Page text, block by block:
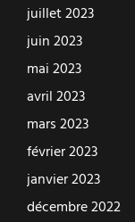
juillet 2023
juin 2023
mai 2023
avril 2023
mars 2023
février 2023
janvier 2023
décembre 2022